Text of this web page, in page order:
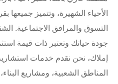
الأحياء الشهيرة، وتتميز جميعها
التسوق والمرافق الاجتماعية.
جودة حياتك وتعتبر ذات قيمة
إملاك، نحن نقدم خدمات
المناطق الشعبية، ومشاريع